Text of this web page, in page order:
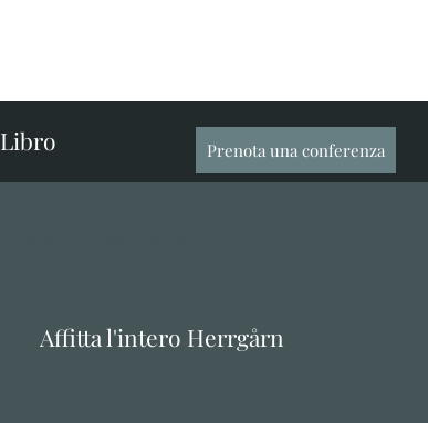
Libro Prenota una conferenza
Affitta l'intero Herrgårn